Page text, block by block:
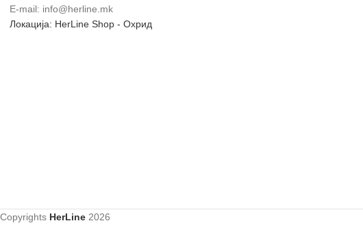
E-mail: info@herline.mk
Локација: HerLine Shop - Охрид
Copyrights HerLine 2026